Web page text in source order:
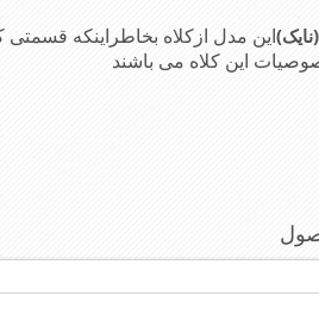
این مدل ازکلاه بخاطراینکه
این کلاه می باشند